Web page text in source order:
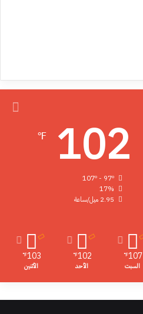
102
℉
107º - 97º
17%
2.95 ميل/ساعة
107
℉
السبت
102
℉
الأحد
103
℉
الأثنين